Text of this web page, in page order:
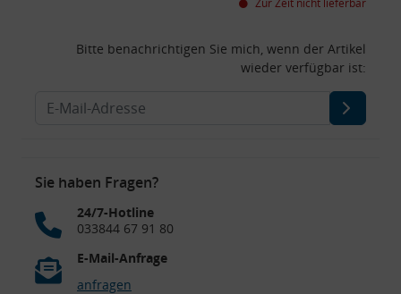
Bitte benachrichtigen Sie mich, wenn der Artikel
wieder verfügbar ist:
Sie haben Fragen?
24/7-Hotline
033844 67 91 80
E-Mail-Anfrage
anfragen